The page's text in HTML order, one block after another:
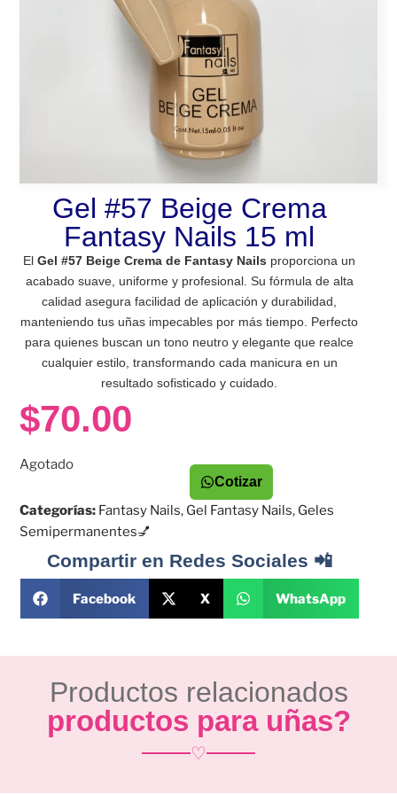
Gel #57 Beige Crema
Fantasy Nails 15 ml
ElGel #57 Beige Crema de Fantasy Nails proporciona un
acabado suave, uniforme y profesional. Su fórmula de alta
calidad asegura facilidad de aplicación y durabilidad,
manteniendo tus uñas impecables por más tiempo. Perfecto
para quienes buscan un tono neutro y elegante que realce
cualquier estilo, transformando cada manicura en un
resultado sofisticado y cuidado.
$70.00
Agotado
Cotizar
Categorías: Fantasy Nails, Gel Fantasy Nails, Geles
Semipermanentes💅
Compartir en Redes Sociales 📲
Facebook X WhatsApp
Productos relacionados
productos para uñas?
♡